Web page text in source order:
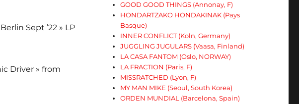
Sept ’22 » LP
Driver » from
GOOD GOOD THINGS (Annonay, F)
HONDARTZAKO HONDAKINAK (Pays
Basque)
INNER CONFLICT (Koln, Germany)
JUGGLING JUGULARS (Vaasa, Finland)
LA CASA FANTOM (Oslo, NORWAY)
LA FRACTION (Paris, F)
MISSRATCHED (Lyon, F)
MY MAN MIKE (Seoul, South Korea)
ORDEN MUNDIAL (Barcelona, Spain)